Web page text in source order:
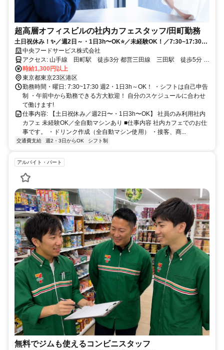
超高層オフィスビルの社内カフェスタッフ/田町勤務
土日祝休み！✨／週2日～・1日3h〜OK⭐️／未経験OK！／7:30~17:30の
時間内でのシフト募集です！
中央フードサービス株式会社
アクセス: 山手線 田町駅 徒歩3分 都営三田線 三田駅 徒歩5分 京
浜東北・根岸線 田町駅 徒歩3分
時給1,300円以上
東京都東京23区港区
勤務時間・曜日: 7:30~17:30 週2・1日3h～OK！ ・シフトは自己申告
制 ・午前中から勤務できる方大歓迎！ 自分のスケジュールに合わせ
て働けます!
仕事内容: 【土日祝休み／週2日〜・1日3h〜OK】 社員のみ利用社内
カフェ 未経験OK／全自動マシンあり ■仕事内容 社内カフェでのお仕
事です。 ・ドリンク作成（全自動マシン使用） ・接客、商...
交通費支給 週2・3日からOK シフト制
アルバイト・パート
無料でジムも使えるコンビニスタッフ